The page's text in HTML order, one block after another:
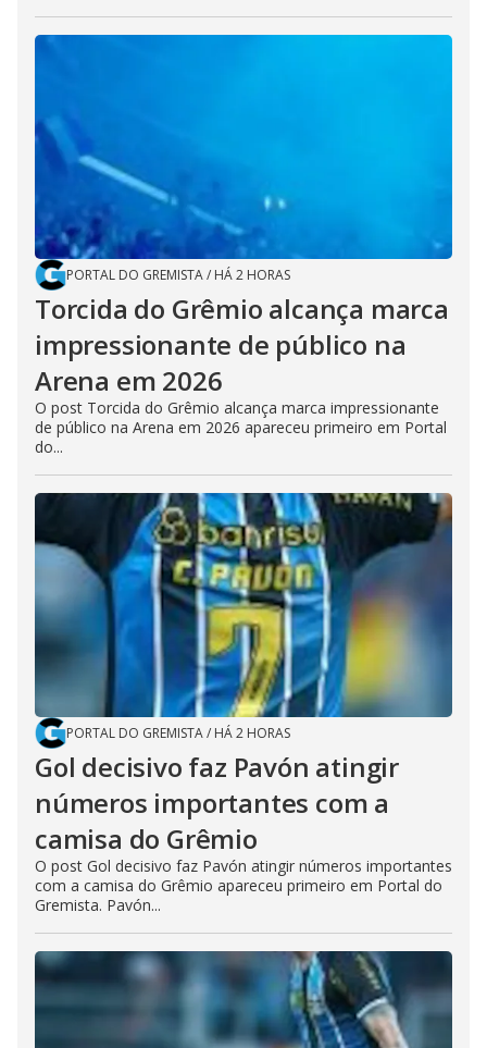
PORTAL DO GREMISTA/ HÁ 2 HORAS
Torcida do Grêmio alcança marca
impressionante de público na
Arena em 2026
O post Torcida do Grêmio alcança marca impressionante
de público na Arena em 2026 apareceu primeiro em Portal
do...
PORTAL DO GREMISTA/ HÁ 2 HORAS
Gol decisivo faz Pavón atingir
números importantes com a
camisa do Grêmio
O post Gol decisivo faz Pavón atingir números importantes
com a camisa do Grêmio apareceu primeiro em Portal do
Gremista. Pavón...